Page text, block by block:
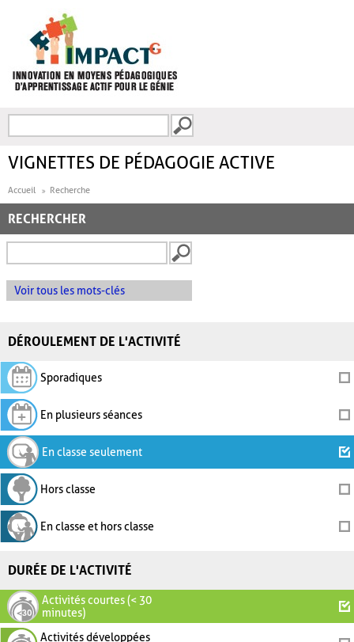
FORMULAIRE DE
VIGNETTES DE PÉDAGOGIE ACTIVE
Accueil Recherche
RECHERCHER
Voir tous les mots-clés
DÉROULEMENT DE L'ACTIVITÉ
Sporadiques
En plusieurs séances
En classe seulement
Hors classe
En classe et hors classe
DURÉE DE L'ACTIVITÉ
Activités courtes (< 30
minutes)
Activités développées